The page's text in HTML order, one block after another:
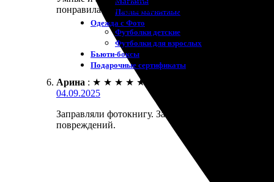
Пазлы магнитные
Одежда с Фото
Футболки детские
Футболки для взрослых
Бьюти-боксы
Подарочные сертификаты
понравилась оперативность и внимание к деталям.
Арина : ★ ★ ★ ★ ★
04.09.2025
Заправляли фотокнигу. Заказ приняли без
повреждений.